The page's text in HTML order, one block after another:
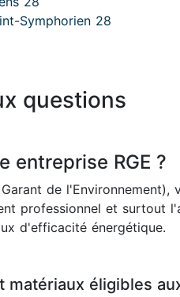
Symphorien 28
questions
entreprise RGE ?
de l'Environnement),
professionnel et surtout
d'efficacité énergétique.
matériaux éligibles